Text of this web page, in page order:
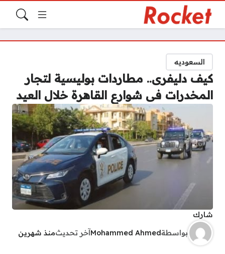
السعوديه
كيف دليفرى.. مطاردات بوليسية لتجار
المخدرات فى شوارع القاهرة خلال العيد
شارك
بواسطةMohammed Ahmedآخر تحديثمنذ شهرين